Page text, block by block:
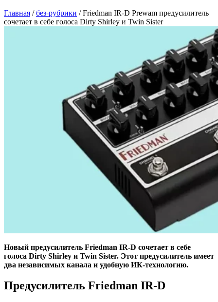
Главная /без-рубрики /Friedman IR-D Prewam предусилитель
сочетает в себе голоса Dirty Shirley и Twin Sister
Новый предусилитель Friedman IR-D сочетает в себе
голоса Dirty Shirley и Twin Sister. Этот предусилитель имеет
два независимых канала и удобную ИК-технологию.
Предусилитель Friedman IR-D